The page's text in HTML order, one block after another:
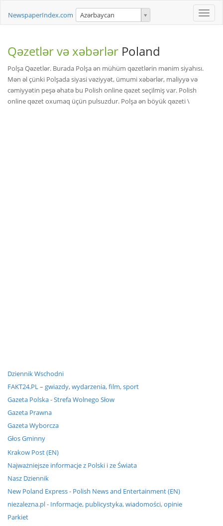
Toggle
NewspaperIndex.com Azərbaycan
Qəzetlər və xəbərlər Poland
Polşa Qəzetlər. Burada Polşa ən mühüm qəzetlərin mənim siyahısı.
Mən əl çünki Polşada siyasi vəziyyət, ümumi xəbərlər, maliyyə və
cəmiyyətin peşə əhatə bu Polish online qəzet seçilmiş var. Polish
online qəzet oxumaq üçün pulsuzdur. Polşa ən böyük qəzeti \
Dziennik Wschodni
FAKT24.PL – gwiazdy, wydarzenia, film, sport
Gazeta Polska - Strefa Wolnego Słow
Gazeta Prawna
Gazeta Wyborcza
Głos Gminny
Krakow Post (EN)
Najważniejsze informacje z Polski i ze Świata
Nasz Dziennik
New Poland Express - Polish News and Entertainment (EN)
niezalezna.pl - Informacje, publicystyka, wiadomości, opinie
Parkiet